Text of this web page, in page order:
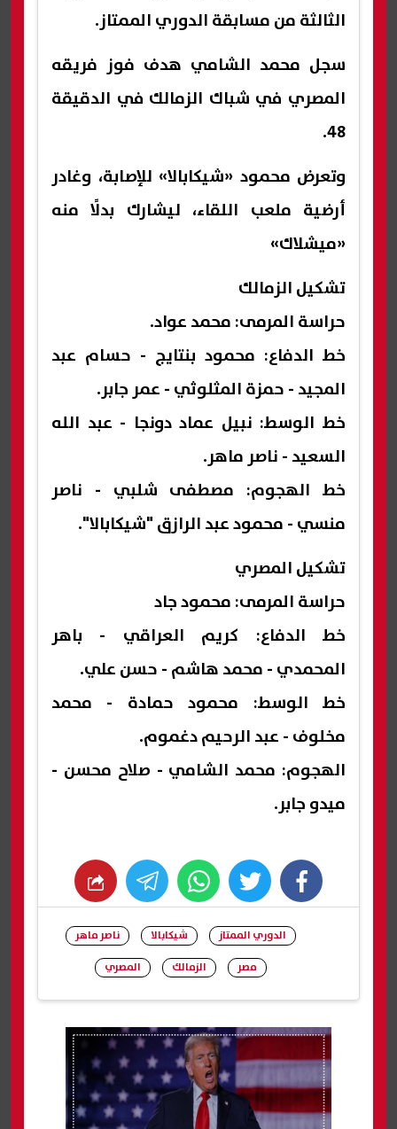
الثالثة من مسابقة الدوري الممتاز.
سجل محمد الشامي هدف فوز فريقه
المصري في شباك الزمالك في الدقيقة
48.
وتعرض محمود «شيكابالا» للإصابة، وغادر
أرضية ملعب اللقاء، ليشارك بدلًا منه
«ميشلاك»
تشكيل الزمالك
حراسة المرمى: محمد عواد.
خط الدفاع: محمود بنتايج - حسام عبد
المجيد - حمزة المثلوثي - عمر جابر.
خط الوسط: نبيل عماد دونجا - عبد الله
السعيد - ناصر ماهر.
خط الهجوم: مصطفى شلبي - ناصر
منسي - محمود عبد الرازق "شيكابالا".
تشكيل المصري
حراسة المرمى: محمود جاد
خط الدفاع: كريم العراقي - باهر
المحمدي - محمد هاشم - حسن علي.
خط الوسط: محمود حمادة - محمد
مخلوف - عبد الرحيم دغموم.
الهجوم: محمد الشامي - صلاح محسن -
ميدو جابر.
facebook
twitter
whats
الدوري الممتاز شيكابالا
ناصر ماهر
مصر
الزمالك المصري